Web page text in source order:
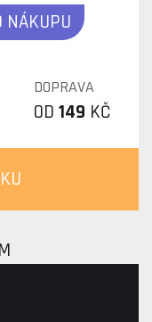
NÁKUPU
DOPRAVA
OD 149 KČ